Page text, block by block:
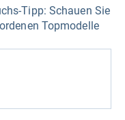
Tipp: Schauen Sie
Topmodelle